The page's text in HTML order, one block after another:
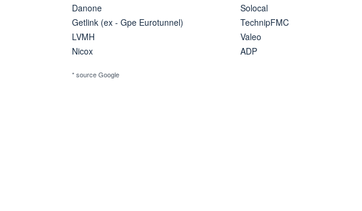
Danone
Getlink (ex - Gpe Eurotunnel)
LVMH
Nicox
Solocal
TechnipFMC
Valeo
ADP
* source Google